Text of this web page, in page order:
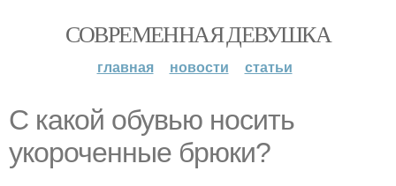
СОВРЕМЕННАЯ ДЕВУШКА
главная новости статьи
С какой обувью носить
укороченные брюки?